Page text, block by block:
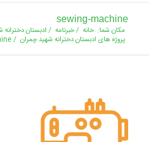
sewing-machine
مکان شما: خانه /خبرنامه / ادبستان
پروژه های ادبستان دخترانه شهید چمران /